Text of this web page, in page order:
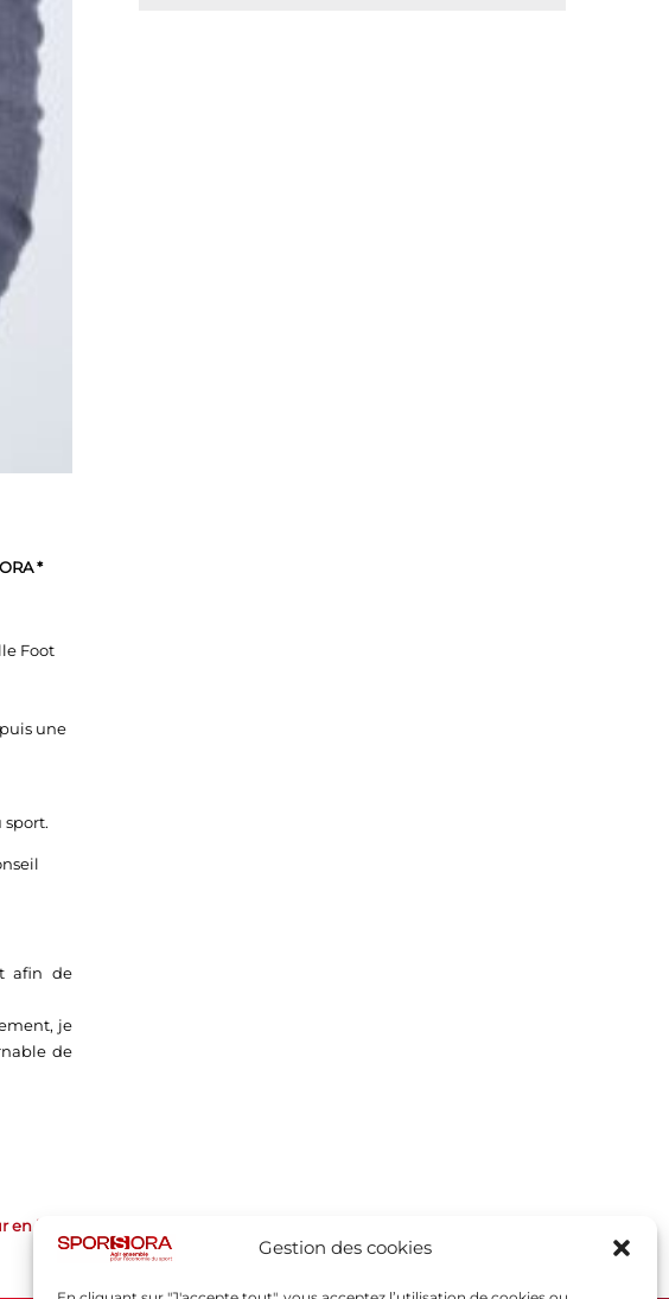
Gestion des cookies
*
Foot
une
sport.
afin de
je
de
en haut